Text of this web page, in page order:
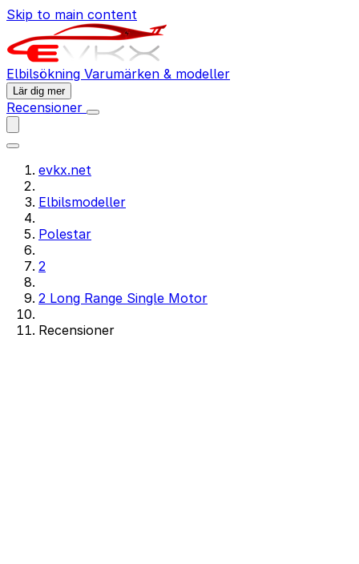
Skip to main content
Elbilsökning Varumärken & modeller
Lär dig mer
Recensioner
evkx.net
Elbilsmodeller
Polestar
2
2 Long Range Single Motor
Recensioner